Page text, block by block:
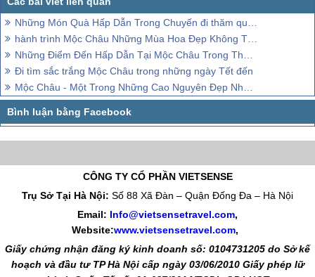
Những Món Quà Hấp Dẫn Trong Chuyến đi thăm quan Mộc Châu
hành trình Mộc Châu Những Mùa Hoa Đẹp Không Thể Cưỡng Lại
Những Điểm Đến Hấp Dẫn Tại Mộc Châu Trong Tháng 12
Đi tìm sắc trắng Mộc Châu trong những ngày Tết đến
Mộc Châu - Một Trong Những Cao Nguyên Đẹp Nhất Ở Việt Nam
CÔNG TY CỔ PHẦN VIETSENSE
Trụ Sở Tại Hà Nội: Số 88 Xã Đàn – Quận Đống Đa – Hà Nội
Email: Info@vietsensetravel.com,
Website:www.vietsensetravel.com,
Giấy chứng nhận đăng ký kinh doanh số: 0104731205 do Sở kế
hoạch và đầu tư TP Hà Nội cấp ngày 03/06/2010 Giấy phép lữ